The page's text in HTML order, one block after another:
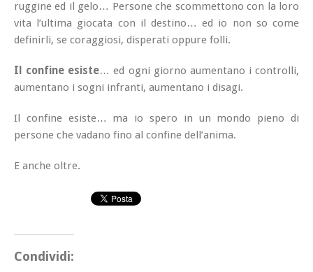
ruggine ed il gelo… Persone che scommettono con la loro
vita l’ultima giocata con il destino… ed io non so come
definirli, se coraggiosi, disperati oppure folli.
Il confine esiste… ed ogni giorno aumentano i controlli,
aumentano i sogni infranti, aumentano i disagi.
Il confine esiste… ma io spero in un mondo pieno di
persone che vadano fino al confine dell’anima.
E anche oltre.
Condividi: